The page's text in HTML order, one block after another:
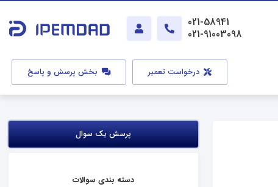
021-58941
021-91003098
درخواست تعمیر بخش پرسش و پاسخ
پرسش یک سوال
دسته بندی سوالات